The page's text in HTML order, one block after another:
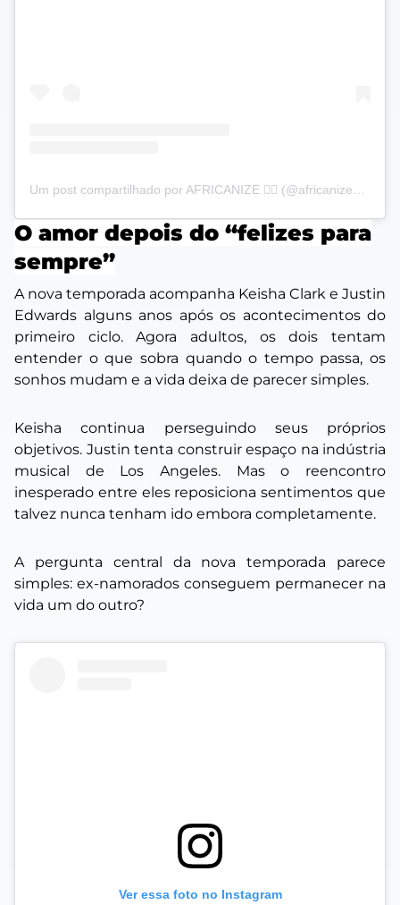
Um post compartilhado por AFRICANIZE ✊🏿 (@africanizeoficial)
O amor depois do “felizes para
sempre”
A nova temporada acompanha Keisha Clark e Justin
Edwards alguns anos após os acontecimentos do
primeiro ciclo. Agora adultos, os dois tentam
entender o que sobra quando o tempo passa, os
sonhos mudam e a vida deixa de parecer simples.
Keisha continua perseguindo seus próprios
objetivos. Justin tenta construir espaço na indústria
musical de Los Angeles. Mas o reencontro
inesperado entre eles reposiciona sentimentos que
talvez nunca tenham ido embora completamente.
A pergunta central da nova temporada parece
simples: ex-namorados conseguem permanecer na
vida um do outro?
Ver essa foto no Instagram